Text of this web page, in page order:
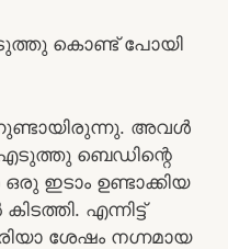
കൊണ്ട് പോയി
അവൾ
ബെഡിന്റെ
ഇടാം ഉണ്ടാക്കിയ
എന്നിട്ട്
ശേഷം നഗ്നമായ